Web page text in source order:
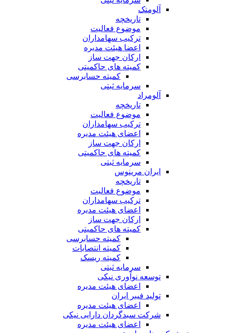
آلومتک
تاریخچه
موضوع فعالیت
ترکیب سهامداران
اعضا هیئت مدیره
ارکان جهت ساز
کمیته های حاکمیتی
کمیته حسابرسی
سرمایه ثبتی
آلومراد
تاریخچه
موضوع فعالیت
ترکیب سهامداران
اعضای هیئت مدیره
ارکان جهت ساز
کمیته های حاکمیتی
سرمایه ثبتی
ایران مرینوس
تاریخچه
موضوع فعالیت
ترکیب سهامداران
اعضای هیئت مدیره
ارکان جهت ساز
کمیته های حاکمیتی
کمیته حسابرسی
کمیته انتصابات
کمیته ریسک
سرمایه ثبتی
توسعه نوآوری نیکی
اعضای هیئت مدیره
تولید فیبر ایران
اعضای هیئت مدیره
شرکت سبدگردان دارایی نیکی
اعضای هیئت مدیره